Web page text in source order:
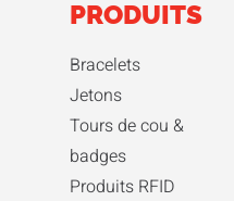
PRODUITS
Bracelets
Jetons
Tours de cou &
badges
Produits RFID